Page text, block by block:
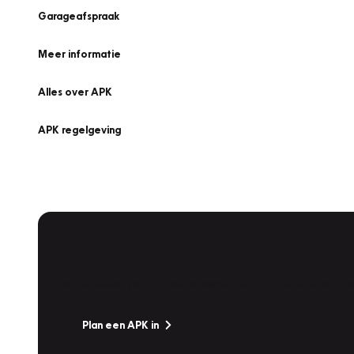
Garageafspraak
Meer informatie
Alles over APK
APK regelgeving
Plan een APK in